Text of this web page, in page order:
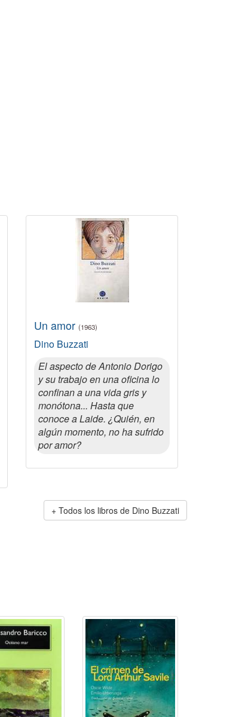
Un amor (1963)
Dino Buzzati
El aspecto de Antonio Dorigo
y su trabajo en una oficina lo
confinan a una vida gris y
monótona... Hasta que
conoce a Laide. ¿Quién, en
algún momento, no ha sufrido
por amor?
Todos los libros de Dino Buzzati